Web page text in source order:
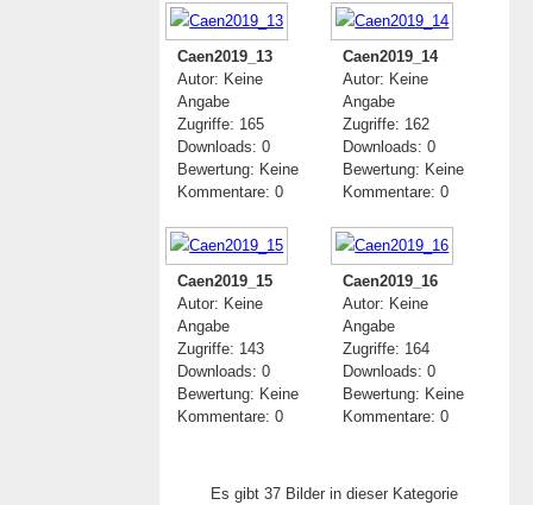
Caen2019_13
Autor: Keine
Angabe
Zugriffe: 165
Downloads: 0
Bewertung: Keine
Kommentare: 0
Caen2019_14
Autor: Keine
Angabe
Zugriffe: 162
Downloads: 0
Bewertung: Keine
Kommentare: 0
Caen2019_15
Autor: Keine
Angabe
Zugriffe: 143
Downloads: 0
Bewertung: Keine
Kommentare: 0
Caen2019_16
Autor: Keine
Angabe
Zugriffe: 164
Downloads: 0
Bewertung: Keine
Kommentare: 0
Es gibt 37 Bilder in dieser Kategorie